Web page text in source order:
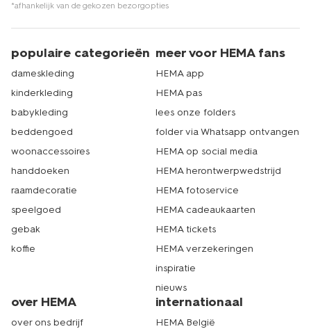
*afhankelijk van de gekozen bezorgopties
populaire categorieën
dameskleding
kinderkleding
babykleding
beddengoed
woonaccessoires
handdoeken
raamdecoratie
speelgoed
gebak
koffie
meer voor HEMA fans
HEMA app
HEMA pas
lees onze folders
folder via Whatsapp ontvangen
HEMA op social media
HEMA herontwerpwedstrijd
HEMA fotoservice
HEMA cadeaukaarten
HEMA tickets
HEMA verzekeringen
inspiratie
nieuws
over HEMA
over ons bedrijf
internationaal
HEMA België